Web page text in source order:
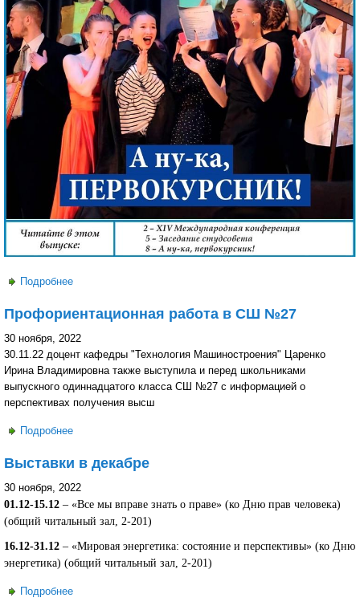
Подробнее
Профориентационная работа в СШ №27
30 ноября, 2022
30.11.22 доцент кафедры "Технология Машиностроения" Царенко
Ирина Владимировна также выступила и перед школьниками
выпускного одиннадцатого класса СШ №27 с информацией о
перспективах получения высш
Подробнее
Выставки в декабре
30 ноября, 2022
01.12-15.12 – «Все мы вправе знать о праве» (ко Дню прав человека)
(общий читальный зал, 2-201)
16.12-31.12 – «Мировая энергетика: состояние и перспективы» (ко Дню
энергетика) (общий читальный зал, 2-201)
Подробнее